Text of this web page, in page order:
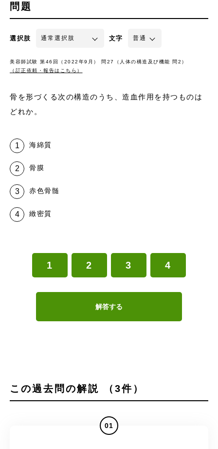
問題
選択肢 文字
美容師試験 第46回（2022年9月） 問27（人体の構造及び機能 問2）
（訂正依頼・報告はこちら）
骨を形づくる次の構造のうち、造血作用を持つものは
どれか。
海綿質
骨膜
赤色骨髄
緻密質
1 2 3 4
解答する
この過去問の解説 （3件）
01